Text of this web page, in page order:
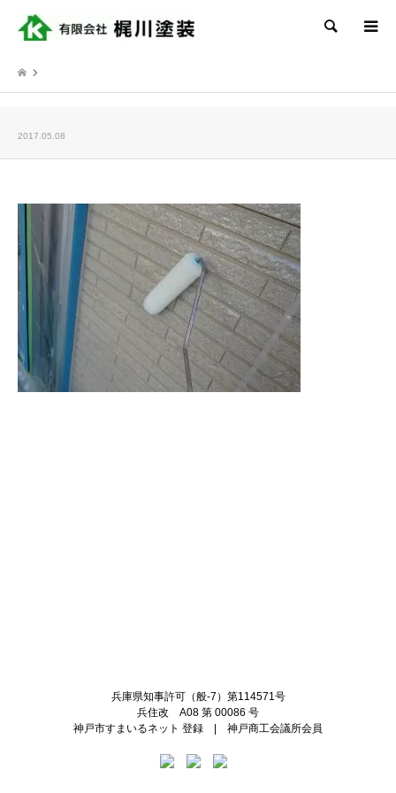
検索
2017.05.08
兵庫県知事許可（般-7）第114571号
兵住改 A08 第 00086 号
神戸市すまいるネット 登録 | 神戸商工会議所会員